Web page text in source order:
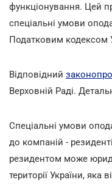
функціонування. Цей
спеціальні умови
Податковим кодексом
Відповідний
Верховній Раді.
Спеціальні умови
до компаній -
резидентом може
території України, яка